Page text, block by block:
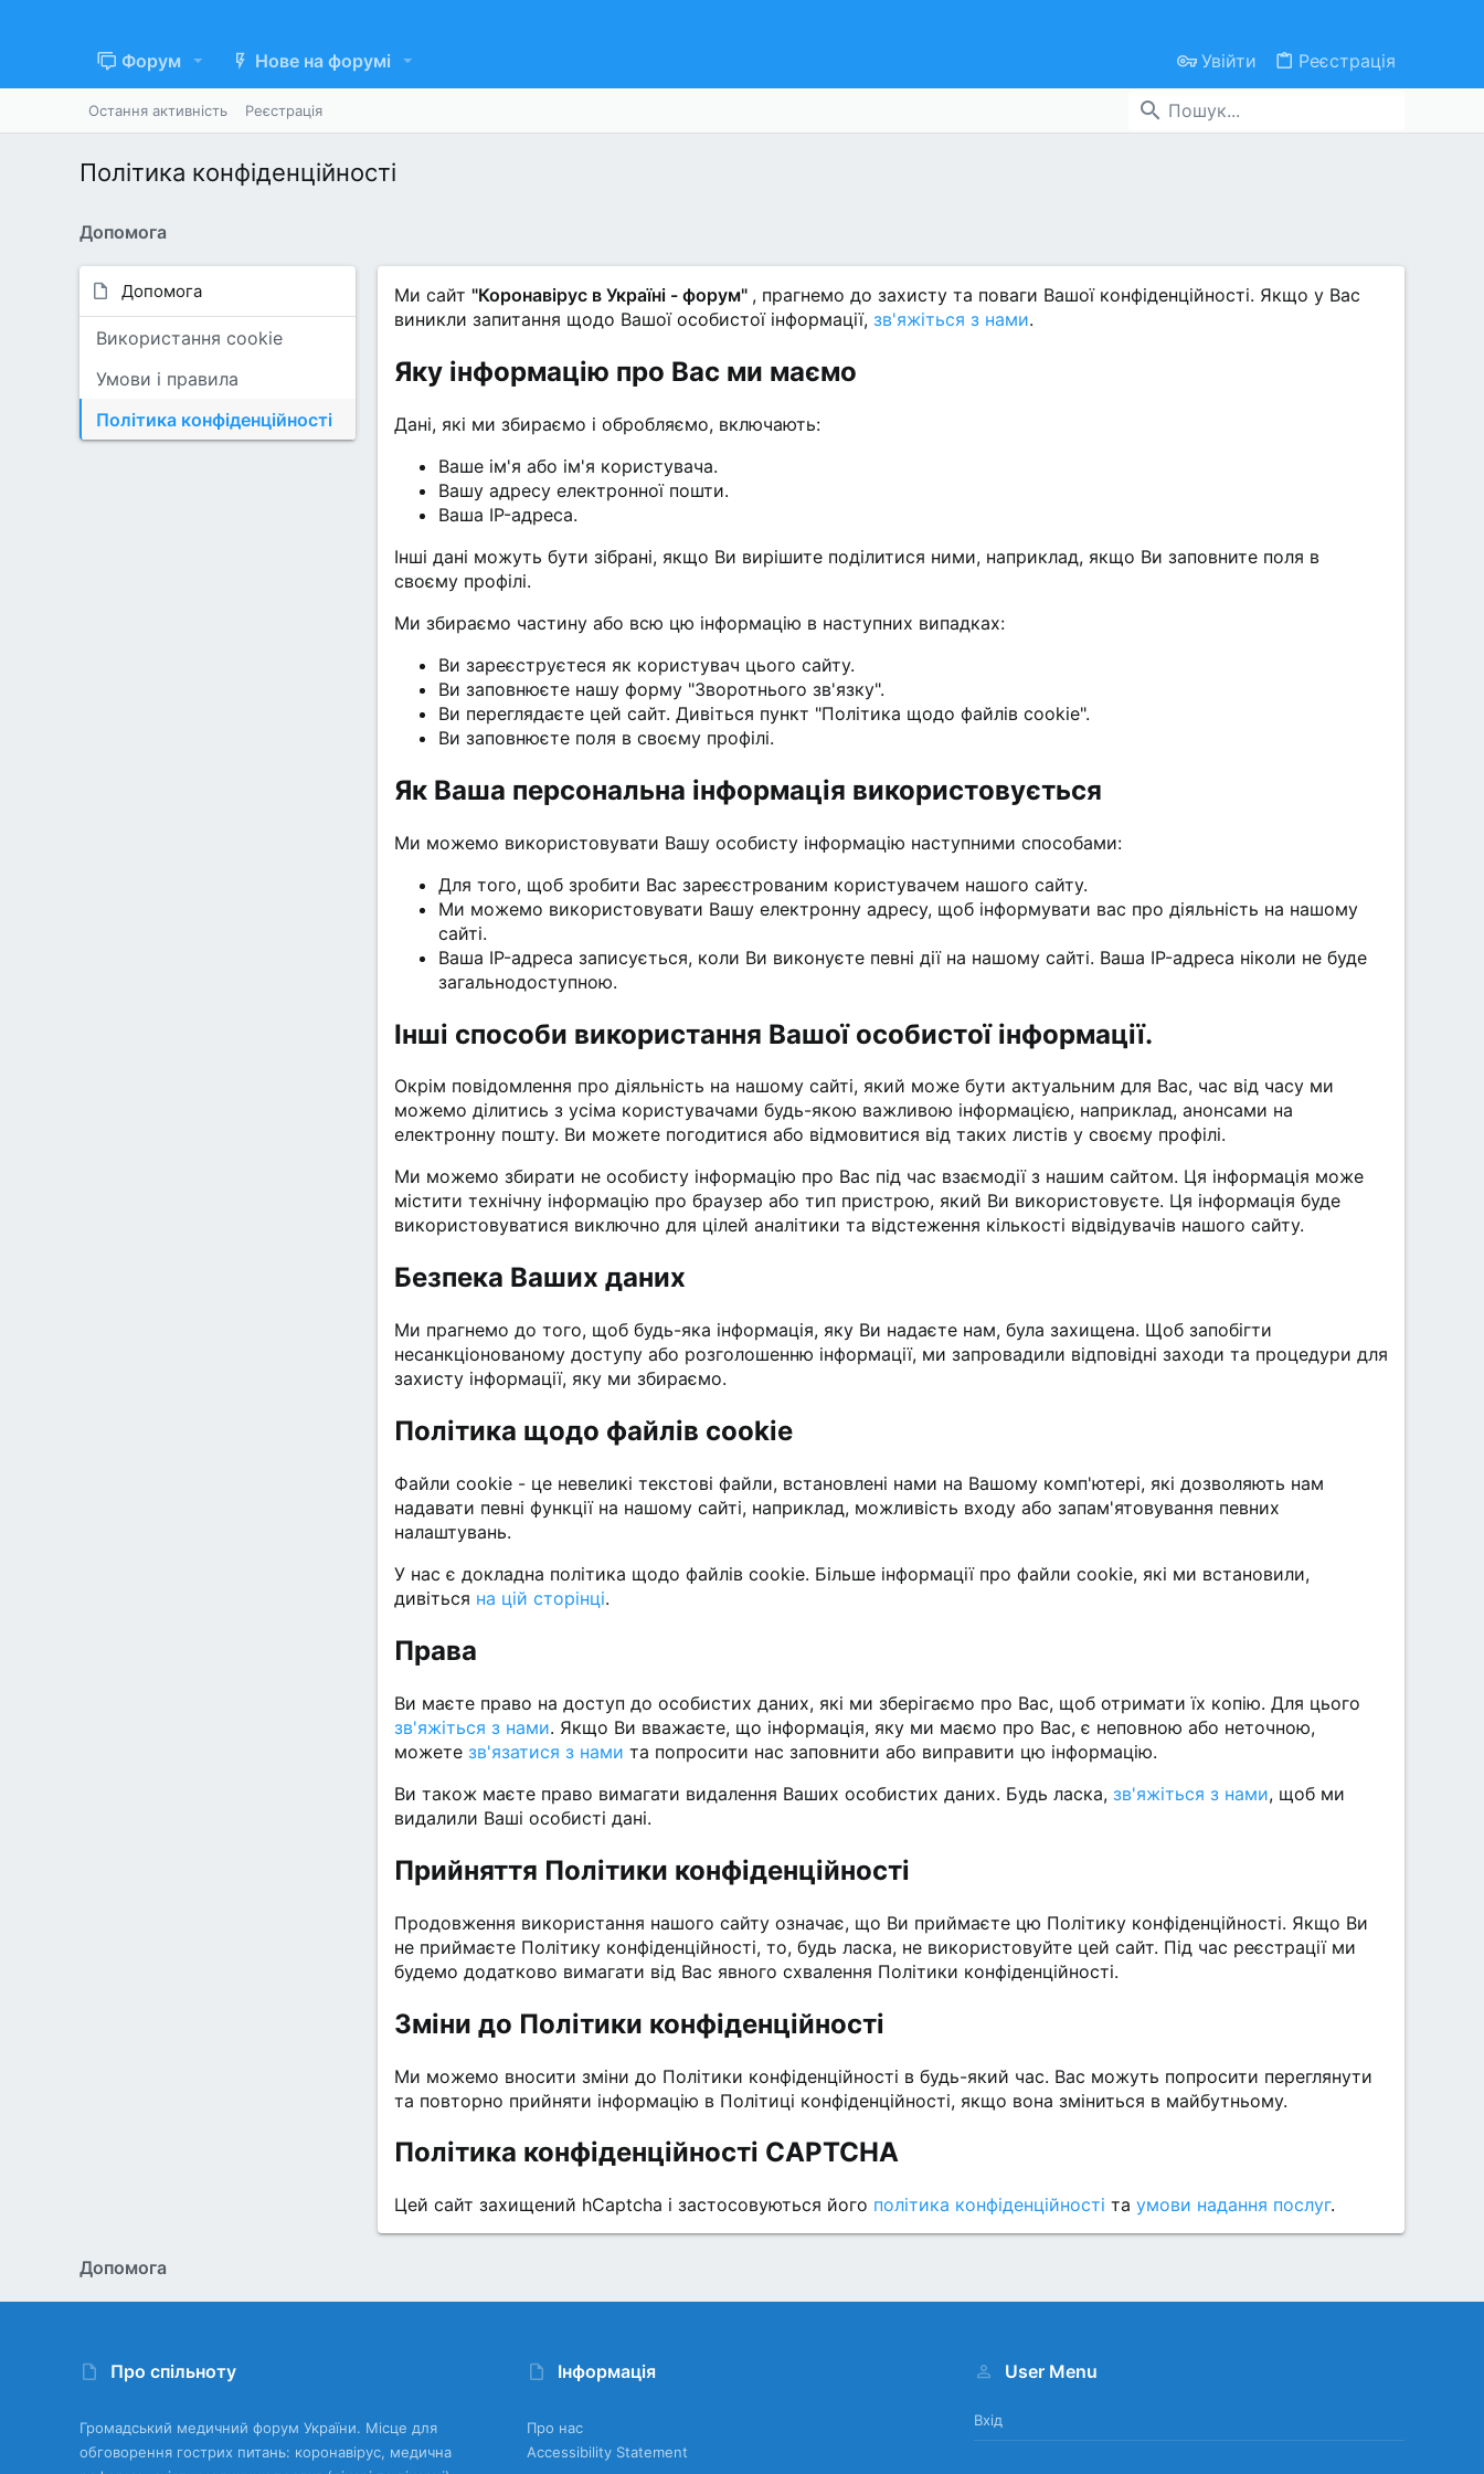
Форум Нове на форумі Увійти Реєстрація
Остання активність Реєстрація
Політика конфіденційності
Дoпoмoга
Дoпoмoга
Використання cookie
Умови і правила
Політика конфіденційності
Ми сайт "Коронавірус в Україні - форум" , прагнемо до захисту та поваги Вашої конфіденційності. Якщо у Вас
виникли запитання щодо Вашої особистої інформації, зв'яжіться з нами.
Яку інформацію про Вас ми маємо
Дані, які ми збираємо і обробляємо, включають:
Ваше ім'я або ім'я користувача.
Вашу адресу електронної пошти.
Ваша IP-адреса.
Інші дані можуть бути зібрані, якщо Ви вирішите поділитися ними, наприклад, якщо Ви заповните поля в
своєму профілі.
Ми збираємо частину або всю цю інформацію в наступних випадках:
Ви зареєструєтеся як користувач цього сайту.
Ви заповнюєте нашу форму "Зворотнього зв'язку".
Ви переглядаєте цей сайт. Дивіться пункт "Політика щодо файлів cookie".
Ви заповнюєте поля в своєму профілі.
Як Ваша персональна інформація використовується
Ми можемо використовувати Вашу особисту інформацію наступними способами:
Для того, щоб зробити Вас зареєстрованим користувачем нашого сайту.
Ми можемо використовувати Вашу електронну адресу, щоб інформувати вас про діяльність на нашому
сайті.
Ваша IP-адреса записується, коли Ви виконуєте певні дії на нашому сайті. Ваша IP-адреса ніколи не буде
загальнодоступною.
Інші способи використання Вашої особистої інформації.
Окрім повідомлення про діяльність на нашому сайті, який може бути актуальним для Вас, час від часу ми
можемо ділитись з усіма користувачами будь-якою важливою інформацією, наприклад, анонсами на
електронну пошту. Ви можете погодитися або відмовитися від таких листів у своєму профілі.
Ми можемо збирати не особисту інформацію про Вас під час взаємодії з нашим сайтом. Ця інформація може
містити технічну інформацію про браузер або тип пристрою, який Ви використовуєте. Ця інформація буде
використовуватися виключно для цілей аналітики та відстеження кількості відвідувачів нашого сайту.
Безпека Ваших даних
Ми прагнемо до того, щоб будь-яка інформація, яку Ви надаєте нам, була захищена. Щоб запобігти
несанкціонованому доступу або розголошенню інформації, ми запровадили відповідні заходи та процедури для
захисту інформації, яку ми збираємо.
Політика щодо файлів cookie
Файли cookie - це невеликі текстові файли, встановлені нами на Вашому комп'ютері, які дозволяють нам
надавати певні функції на нашому сайті, наприклад, можливість входу або запам'ятовування певних
налаштувань.
У нас є докладна політика щодо файлів cookie. Більше інформації про файли cookie, які ми встановили,
дивіться на цій сторінці.
Права
Ви маєте право на доступ до особистих даних, які ми зберігаємо про Вас, щоб отримати їх копію. Для цього
зв'яжіться з нами. Якщо Ви вважаєте, що інформація, яку ми маємо про Вас, є неповною або неточною,
можете зв'язатися з нами та попросити нас заповнити або виправити цю інформацію.
Ви також маєте право вимагати видалення Ваших особистих даних. Будь ласка, зв'яжіться з нами, щоб ми
видалили Ваші особисті дані.
Прийняття Політики конфіденційності
Продовження використання нашого сайту означає, що Ви приймаєте цю Політику конфіденційності. Якщо Ви
не приймаєте Політику конфіденційності, то, будь ласка, не використовуйте цей сайт. Під час реєстрації ми
будемо додатково вимагати від Вас явного схвалення Політики конфіденційності.
Зміни до Політики конфіденційності
Ми можемо вносити зміни до Політики конфіденційності в будь-який час. Вас можуть попросити переглянути
та повторно прийняти інформацію в Політиці конфіденційності, якщо вона зміниться в майбутньому.
Політика конфіденційності CAPTCHA
Цей сайт захищений hCaptcha і застосовуються його політика конфіденційності та умови надання послуг.
Дoпoмoга
Про спільноту
Громадський медичний форум України. Місце для
обговорення гострих питань: коронавірус, медична
Інформація
Про нас
Accessibility Statement
User Menu
Вхід